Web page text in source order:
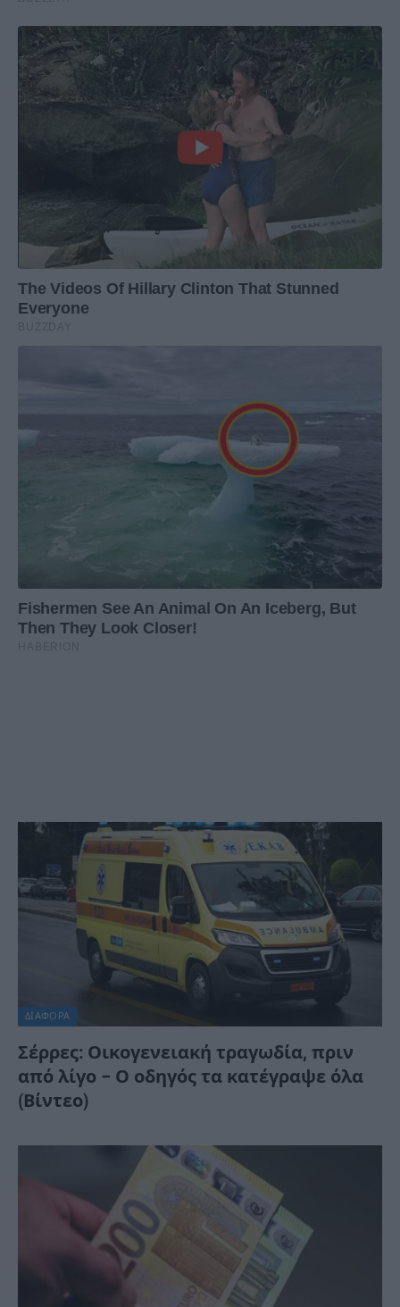
ΔΙΆΦΟΡΑ
Σέρρες: Οικογενειακή τραγωδία, πριν
από λίγο – Ο οδηγός τα κατέγραψε όλα
(Βίντεο)